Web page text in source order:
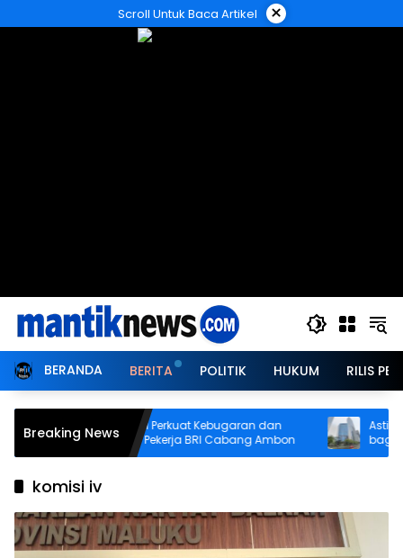
ke
Scroll Untuk Baca Artikel ×
BERANDA BERITA POLITIK HUKUM RILIS
Breaking News
Senam Pagi Perkuat Kebugaran dan
Solidaritas Pekerja BRI Cabang Ambon
Asti Alimin
bagi Warga
Inklusi
komisi iv